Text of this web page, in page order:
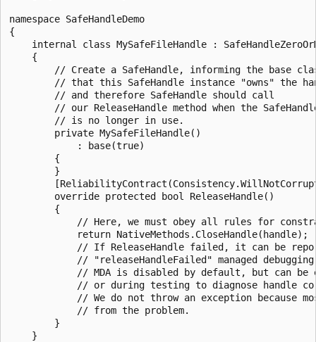
namespace SafeHandleDemo
{
internal class MySafeFileHandle :
    {
// Create a SafeHandle, informing the base
// that this SafeHandle instance "owns" the
        // and therefore SafeHandle should call
// our ReleaseHandle method when the
        // is no longer in use.
        private MySafeFileHandle()
            : base(true)
        {
        }
        override protected bool ReleaseHandle()
        {
// Here, we must obey all rules for
            return NativeMethods.CloseHandle(handle);
// If ReleaseHandle failed, it can be
// "releaseHandleFailed" managed
// MDA is disabled by default, but can be
// or during testing to diagnose handle
// We do not throw an exception because
            // from the problem.
        }
    }